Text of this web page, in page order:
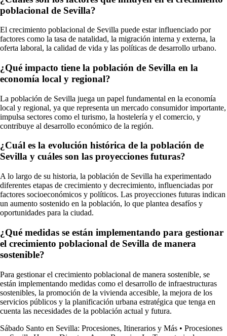
poblacional de Sevilla?
El crecimiento poblacional de Sevilla puede estar influenciado por
factores como la tasa de natalidad, la migración interna y externa, la
oferta laboral, la calidad de vida y las políticas de desarrollo urbano.
¿Qué impacto tiene la población de Sevilla en la
economía local y regional?
La población de Sevilla juega un papel fundamental en la economía
local y regional, ya que representa un mercado consumidor importante,
impulsa sectores como el turismo, la hostelería y el comercio, y
contribuye al desarrollo económico de la región.
¿Cuál es la evolución histórica de la población de
Sevilla y cuáles son las proyecciones futuras?
A lo largo de su historia, la población de Sevilla ha experimentado
diferentes etapas de crecimiento y decrecimiento, influenciadas por
factores socioeconómicos y políticos. Las proyecciones futuras indican
un aumento sostenido en la población, lo que plantea desafíos y
oportunidades para la ciudad.
¿Qué medidas se están implementando para gestionar
el crecimiento poblacional de Sevilla de manera
sostenible?
Para gestionar el crecimiento poblacional de manera sostenible, se
están implementando medidas como el desarrollo de infraestructuras
sostenibles, la promoción de la vivienda accesible, la mejora de los
servicios públicos y la planificación urbana estratégica que tenga en
cuenta las necesidades de la población actual y futura.
Sábado Santo en Sevilla: Procesiones, Itinerarios y Más • Procesiones